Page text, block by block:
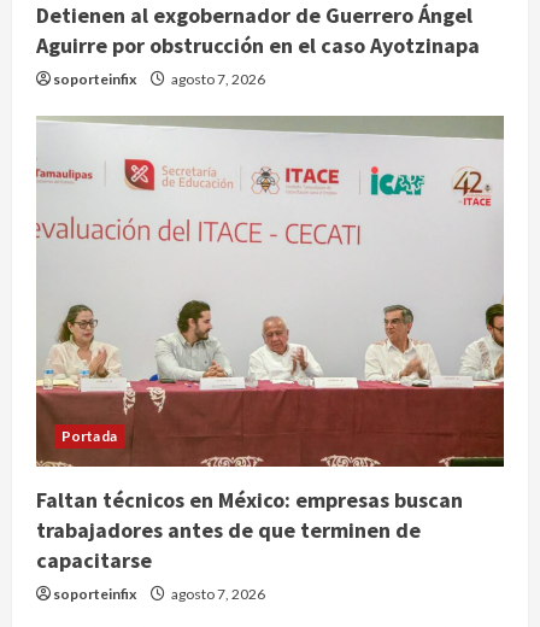
Detienen al exgobernador de Guerrero Ángel
Aguirre por obstrucción en el caso Ayotzinapa
soporteinfix agosto 7, 2026
Portada
Faltan técnicos en México: empresas buscan
trabajadores antes de que terminen de
capacitarse
soporteinfix agosto 7, 2026
granizo y calor extremo para este 7